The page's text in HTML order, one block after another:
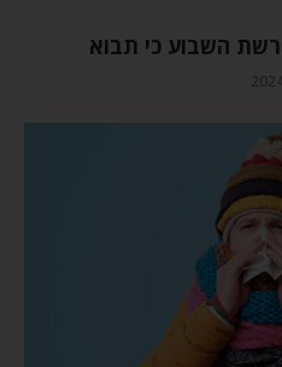
השבוע כי תבוא